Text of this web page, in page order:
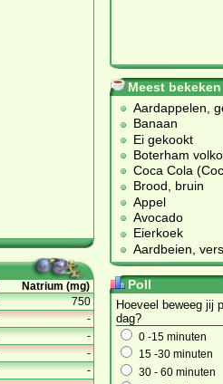
Natrium (mg)
750
-
-
-
-
Meest bekeken
Aardappelen,
Banaan
Ei gekookt
Boterham
Coca Cola
Brood, bruin
Appel
Avocado
Eierkoek
Aardbeien, vers
Poll
Hoeveel beweeg jij
dag?
0 -15 minuten
15 -30 minuten
30 - 60 minuten